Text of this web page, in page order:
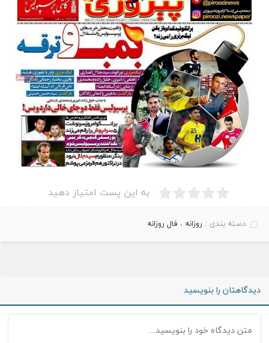
به این پست امتیاز دهید
دسته بندی : روزانه ، فال روزانه
دیدگاهتان را بنویسید